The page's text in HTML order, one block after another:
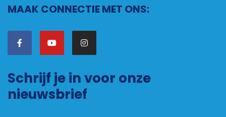
MAAK CONNECTIE MET ONS:
Schrijf je in voor onze
nieuwsbrief